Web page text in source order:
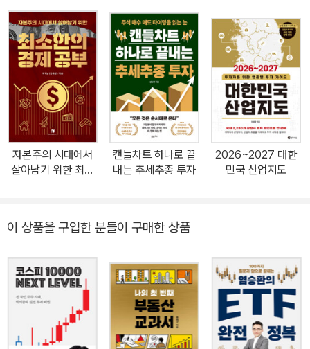
다. 정책 변화가 시장을 어떻게 움직이는지, 왜 진보가 시장을 외면하
면 안 되는지, 그리고 어떤 기준으로 종목과 지수를 바라봐야 하는지
를 누구보다 명확하게 풀어내는 그의 강의는 늘 폭발적인 반응을 불
러왔다. 특히 그는 “진보 정권을 지지한다면, 그 성과를 시장에서 함
께 누려야 한다”는 메시지를 일관되게 주장해온 인물이다. 경제·정책·
철학을 연결하는 그의 해설은 그동안 진보 진영이 놓치고 있던 ‘투자
라는 참여 방식’을 복원했다는 평가를 받는다. 『진보를 위한 주식투
자』는 바로 그 메시지를 본격적으로 체계화한 첫 결과물이자, 진보가
자본을 통해 세상을 바꾸기 위해 반드시 알아야 할 원칙과 전략을 담
승을 이끌 거시 조건, 그리고 지속 가능한 장기투자의 철학·도구·습관
트는 초보 투자자를 행동하게 만들고, 분석의 기준·매수 타이밍·리스
크 관리 원칙은 경험 있는 투자자에게도 ‘보는 눈’을 정교하게 벼리는
도구가 될 것이다. 이 책을 읽는 사람은 단순한 투자자가 아니다. 기업
의 주인이 되고, 시장의 참여자가 되며, 더 나은 경제 구조를 요구할
수 있는 시민이 된다. 그것이 이 책이 제시하는 ‘진보적 투자’의 의미
자본주의 시대에서
살아남기 위한 최소
캔들차트 하나로 끝
내는 추세추종 투자
2026~2027 대한
민국 산업지도
이 상품을 구입한 분들이 구매한 상품